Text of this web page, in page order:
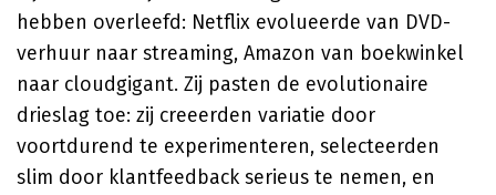
hebben overleefd: Netflix evolueerde van DVD-
verhuur naar streaming, Amazon van boekwinkel
naar cloudgigant. Zij pasten de evolutionaire
drieslag toe: zij creeerden variatie door
voortdurend te experimenteren, selecteerden
slim door klantfeedback serieus te nemen, en